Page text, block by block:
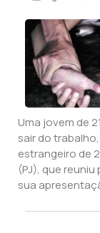
Uma jovem de
sair do
estrangeiro de
(PJ), que
sua